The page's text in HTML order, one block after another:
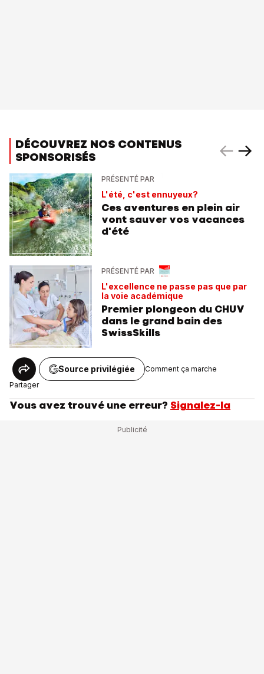
DÉCOUVREZ NOS CONTENUS
SPONSORISÉS
PRÉSENTÉ PAR
L'été, c'est ennuyeux?
Ces aventures en plein air
vont sauver vos vacances
d'été
PRÉSENTÉ PAR
L'excellence ne passe pas que par
la voie académique
Premier plongeon du CHUV
dans le grand bain des
SwissSkills
Partager
Source privilégiée Comment ça marche
Vous avez trouvé une erreur? Signalez-la